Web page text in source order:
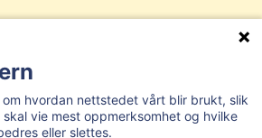
hvordan nettstedet vårt blir brukt, slik
vie mest oppmerksomhet og hvilke
eller slettes.